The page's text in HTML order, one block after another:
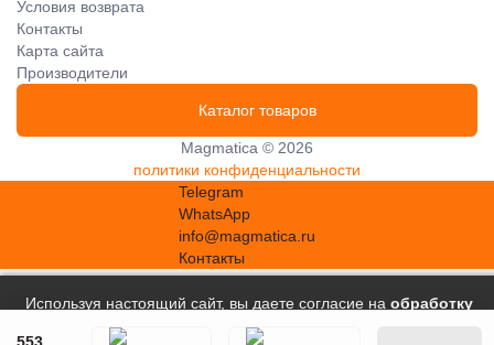
553
Условия возврата
Контакты
Карта сайта
Производители
Каталог товаров
Magmatica © 2026
политики конфиденциальности
Telegram
WhatsApp
info@magmatica.ru
Контакты
Используя настоящий сайт, вы даете согласие на обработку
файлов сookie
, в соответствии с